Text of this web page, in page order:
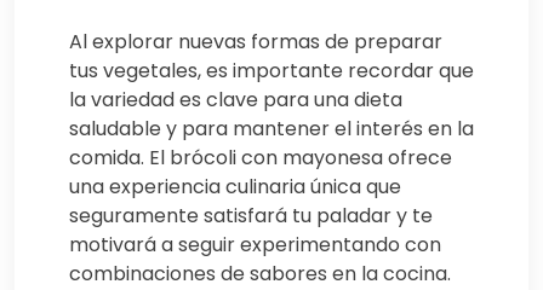
Al explorar nuevas formas de preparar
tus vegetales, es importante recordar que
la variedad es clave para una dieta
saludable y para mantener el interés en la
comida. El brócoli con mayonesa ofrece
una experiencia culinaria única que
seguramente satisfará tu paladar y te
motivará a seguir experimentando con
combinaciones de sabores en la cocina.